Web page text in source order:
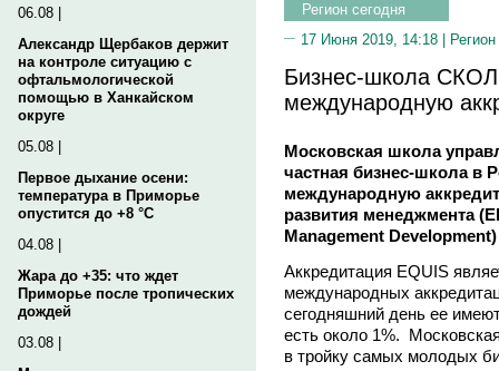
06.08 |
Александр Щербаков держит
на контроле ситуацию с
офтальмологической
помощью в Ханкайском
округе
05.08 |
Первое дыхание осени:
температура в Приморье
опустится до +8 °C
04.08 |
Жара до +35: что ждет
Приморье после тропических
дождей
03.08 |
Регион сегодня
17 Июня 2019, 14:18 |
Бизнес-школа
международную
Московская школа
частная бизнес-школа в
международную
развития менеджмента
Management Development)
Аккредитация EQUIS
международных
сегодняшний день ее
есть около 1%.
в тройку самых молодых